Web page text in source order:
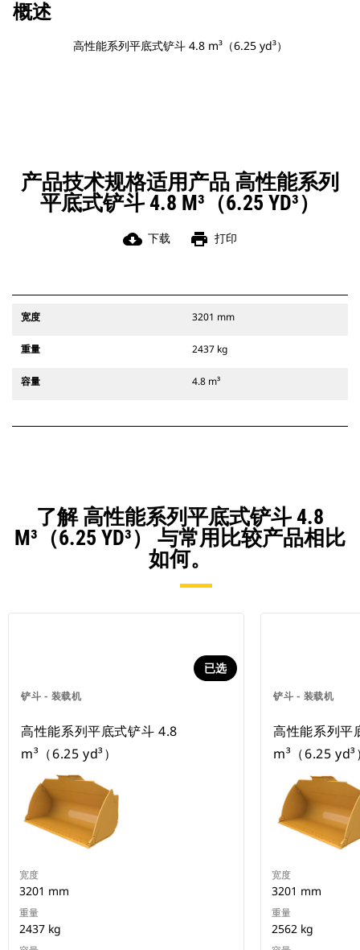
概述
高性能系列平底式铲斗 4.8 m³（6.25 yd³）
产品技术规格适用产品 高性能系列
平底式铲斗 4.8 M³（6.25 YD³）
cloud_download 下载 print 打印
宽度 3201 mm
重量 2437 kg
容量 4.8 m³
了解 高性能系列平底式铲斗 4.8
M³（6.25 YD³） 与常用比较产品相比
如何。
铲斗 - 装载机
已选
高性能系列平底式铲斗 4.8
m³（6.25 yd³）
宽度
3201 mm
重量
2437 kg
铲斗 - 装载机
高性能系列平
m³（6.25 yd³
宽度
3201 mm
重量
2562 kg